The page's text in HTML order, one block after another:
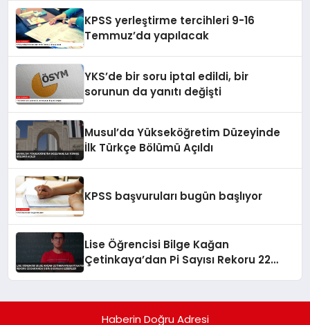
KPSS yerleştirme tercihleri 9-16
Temmuz’da yapılacak
YKS’de bir soru iptal edildi, bir
sorunun da yanıtı değişti
Musul’da Yükseköğretim Düzeyinde
İlk Türkçe Bölümü Açıldı
KPSS başvuruları bugün başlıyor
Lise Öğrencisi Bilge Kağan
Çetinkaya’dan Pi Sayısı Rekoru 22
Haberin Doğru Adresi